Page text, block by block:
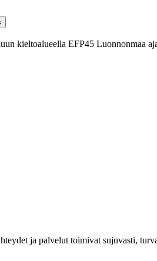
kieltoalueella EFP45 Luonnonmaa
ja palvelut toimivat sujuvasti,